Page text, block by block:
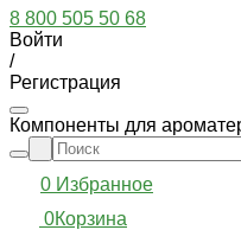
8 800 505 50 68
Войти
/
Регистрация
Компоненты для
0 Избранное
0Корзина